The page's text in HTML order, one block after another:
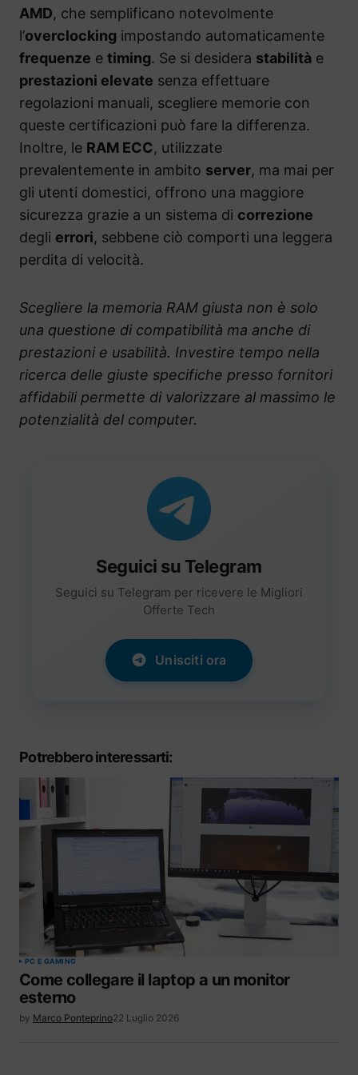
AMD, che semplificano notevolmente
l’overclocking impostando automaticamente
frequenze e timing. Se si desidera stabilità e
prestazioni elevate senza effettuare
regolazioni manuali, scegliere memorie con
queste certificazioni può fare la differenza.
Inoltre, le RAM ECC, utilizzate
prevalentemente in ambito server, ma mai per
gli utenti domestici, offrono una maggiore
sicurezza grazie a un sistema di correzione
degli errori, sebbene ciò comporti una leggera
perdita di velocità.
Scegliere la memoria RAM giusta non è solo
una questione di compatibilità ma anche di
prestazioni e usabilità. Investire tempo nella
ricerca delle giuste specifiche presso fornitori
affidabili permette di valorizzare al massimo le
potenzialità del computer.
Seguici su Telegram
Seguici su Telegram per ricevere le Migliori
Offerte Tech
Unisciti ora
Potrebbero interessarti:
PC E GAMING
Come collegare il laptop a un monitor
esterno
by Marco Ponteprino22 Luglio 2026